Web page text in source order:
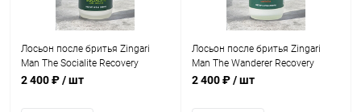
Лосьон после бритья Zingari
Man The Socialite Recovery
Splash, 118 мл
2 400 ₽/ шт
Лосьон после бритья Zingari
Man The Wanderer Recovery
Splash, 118 мл
2 400 ₽/ шт